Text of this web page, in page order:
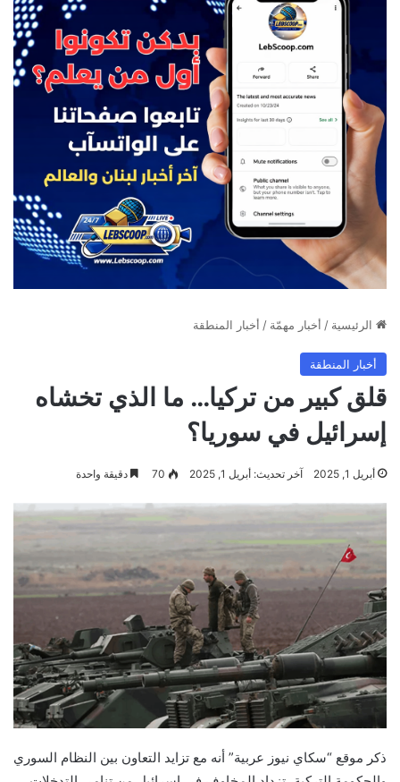
الرئيسية / أخبار مهمّة / أخبار المنطقة
أخبار المنطقة
قلق كبير من تركيا… ما الذي تخشاه
إسرائيل في سوريا؟
أبريل 1, 2025 آخر تحديث: أبريل 1, 2025 70 دقيقة واحدة
ذكر موقع “سكاي نيوز عربية” أنه مع تزايد التعاون بين النظام السوري